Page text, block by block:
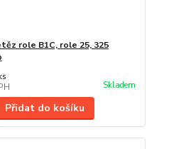
role B1C, role 25, 325
Skladem
Přidat do košíku